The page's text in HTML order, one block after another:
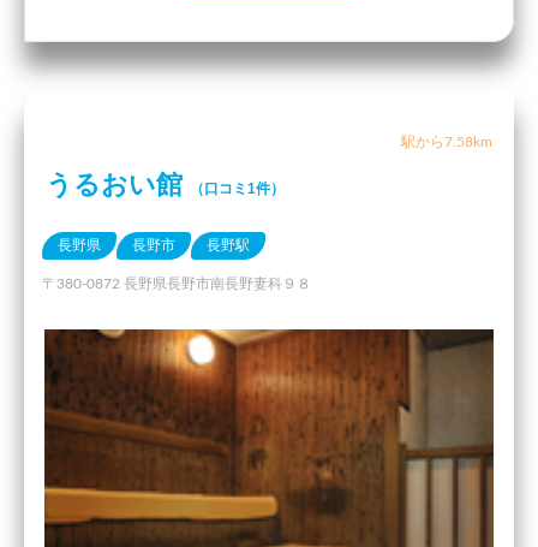
駅から7.58km
うるおい館 （口コミ1件）
長野県 長野市 長野駅
〒380-0872 長野県長野市南長野妻科９８